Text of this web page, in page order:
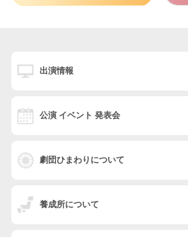
出演情報
公演 イベント 発表会
劇団ひまわりについて
養成所について